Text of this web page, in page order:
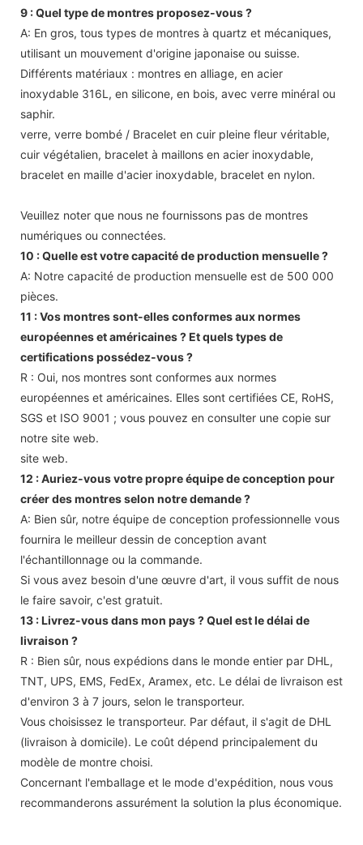
9 : Quel type de montres proposez-vous ?
A: En gros, tous types de montres à quartz et mécaniques,
utilisant un mouvement d'origine japonaise ou suisse.
Différents matériaux : montres en alliage, en acier
inoxydable 316L, en silicone, en bois, avec verre minéral ou
saphir.
verre, verre bombé / Bracelet en cuir pleine fleur véritable,
cuir végétalien, bracelet à maillons en acier inoxydable,
bracelet en maille d'acier inoxydable, bracelet en nylon.
Veuillez noter que nous ne fournissons pas de montres
numériques ou connectées.
10 : Quelle est votre capacité de production mensuelle ?
A: Notre capacité de production mensuelle est de 500 000
pièces.
11 : Vos montres sont-elles conformes aux normes
européennes et américaines ? Et quels types de
certifications possédez-vous ?
R : Oui, nos montres sont conformes aux normes
européennes et américaines. Elles sont certifiées CE, RoHS,
SGS et ISO 9001 ; vous pouvez en consulter une copie sur
notre site web.
site web.
12 : Auriez-vous votre propre équipe de conception pour
créer des montres selon notre demande ?
A: Bien sûr, notre équipe de conception professionnelle vous
fournira le meilleur dessin de conception avant
l'échantillonnage ou la commande.
Si vous avez besoin d'une œuvre d'art, il vous suffit de nous
le faire savoir, c'est gratuit.
13 : Livrez-vous dans mon pays ? Quel est le délai de
livraison ?
R : Bien sûr, nous expédions dans le monde entier par DHL,
TNT, UPS, EMS, FedEx, Aramex, etc. Le délai de livraison est
d'environ 3 à 7 jours, selon le transporteur.
Vous choisissez le transporteur. Par défaut, il s'agit de DHL
(livraison à domicile). Le coût dépend principalement du
modèle de montre choisi.
Concernant l'emballage et le mode d'expédition, nous vous
recommanderons assurément la solution la plus économique.